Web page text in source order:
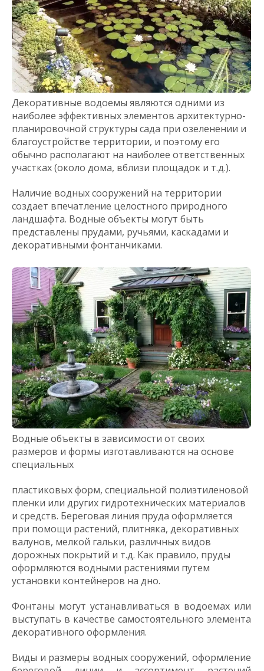
Декоративные водоемы являются одними из
наиболее эффективных элементов архитектурно-
планировочной структуры сада при озеленении и
благоустройстве территории, и поэтому его
обычно располагают на наиболее ответственных
участках (около дома, вблизи площадок и т.д.).
Наличие водных сооружений на территории
создает впечатление целостного природного
ландшафта. Водные объекты могут быть
представлены прудами, ручьями, каскадами и
декоративными фонтанчиками.
Водные объекты в зависимости от своих
размеров и формы изготавливаются на основе
специальных
пластиковых форм, специальной полиэтиленовой
пленки или других гидротехнических материалов
и средств. Береговая линия пруда оформляется
при помощи растений, плитняка, декоративных
валунов, мелкой гальки, различных видов
дорожных покрытий и т.д. Как правило, пруды
оформляются водными растениями путем
установки контейнеров на дно.
Фонтаны могут устанавливаться в водоемах или
выступать в качестве самостоятельного элемента
декоративного оформления.
Виды и размеры водных сооружений, оформление